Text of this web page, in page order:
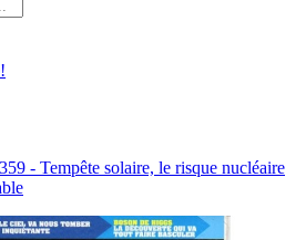
- Tempête solaire, le risque nucléaire